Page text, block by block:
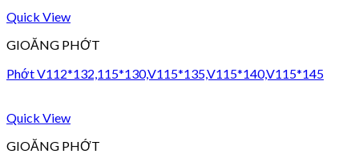
Quick View
GIOĂNG PHỚT
Phớt V112*132,115*130,V115*135,V115*140,V115*145
Quick View
GIOĂNG PHỚT